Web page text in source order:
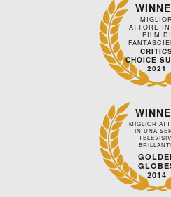
MIGLIOR
ATTORE
FILM DI
CHOICE
2021
MIGLIOR
IN UNA
2014